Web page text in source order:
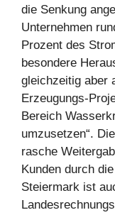
die Senkung
Unternehmen
Prozent des
besondere
gleichzeitig aber
Erzeugungs-
Bereich
umzusetzen“. Die
rasche
Kunden durch
Steiermark ist